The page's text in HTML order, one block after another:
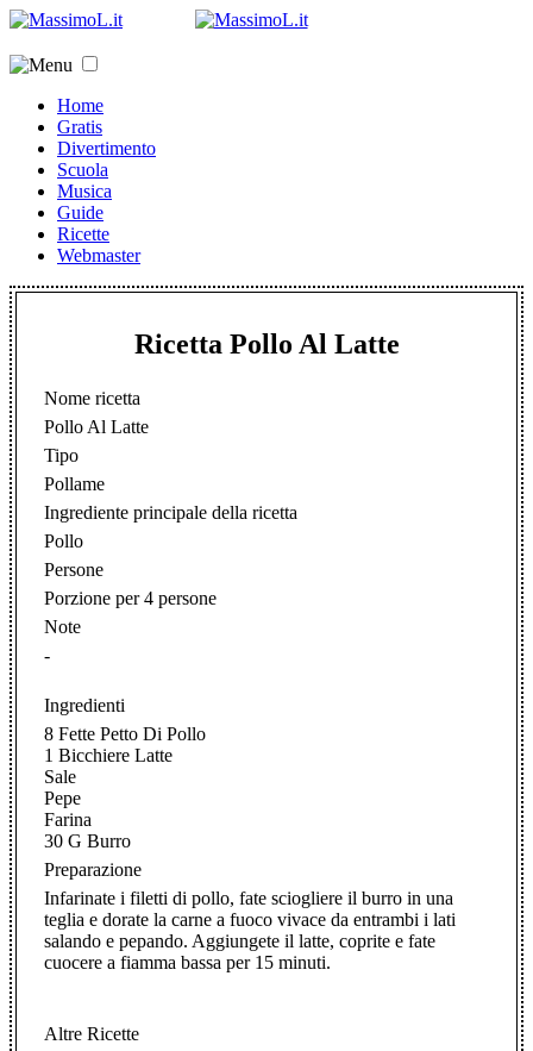
Home
Gratis
Divertimento
Scuola
Musica
Guide
Ricette
Webmaster
Ricetta Pollo Al Latte
Nome ricetta
Pollo Al Latte
Tipo
Pollame
Ingrediente principale della ricetta
Pollo
Persone
Porzione per 4 persone
Note
-
Ingredienti
8 Fette Petto Di Pollo
1 Bicchiere Latte
Sale
Pepe
Farina
30 G Burro
Preparazione
Infarinate i filetti di pollo, fate sciogliere il burro in una
teglia e dorate la carne a fuoco vivace da entrambi i lati
salando e pepando. Aggiungete il latte, coprite e fate
cuocere a fiamma bassa per 15 minuti.
Altre Ricette